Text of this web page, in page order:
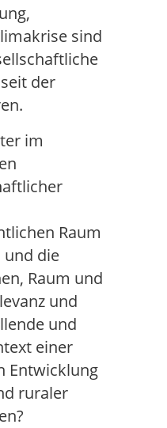
sind
der
im
Raum
und die
Raum und
und
und
einer
Entwicklung
ruraler